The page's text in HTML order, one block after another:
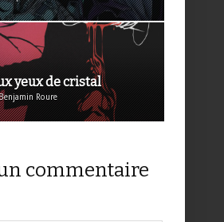
yeux de cristal
Roure
commentaire